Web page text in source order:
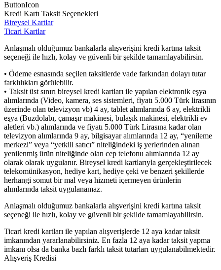
ButtonIcon
Kredi Kartı Taksit Seçenekleri
Bireysel Kartlar
Ticari Kartlar
Anlaşmalı olduğumuz bankalarla alışverişini kredi kartına taksit
seçeneği ile hızlı, kolay ve güvenli bir şekilde tamamlayabilirsin.
• Ödeme esnasında seçilen taksitlerde vade farkından dolayı tutar
farklılıkları görülebilir.
• Taksit üst sınırı bireysel kredi kartları ile yapılan elektronik eşya
alımlarında (Video, kamera, ses sistemleri, fiyatı 5.000 Türk lirasının
üzerinde olan televizyon vb) 4 ay, tablet alımlarında 6 ay, elektrikli
eşya (Buzdolabı, çamaşır makinesi, bulaşık makinesi, elektrikli ev
aletleri vb.) alımlarında ve fiyatı 5.000 Türk Lirasına kadar olan
televizyon alımlarında 9 ay, bilgisayar alımlarında 12 ay, “yenileme
merkezi” veya “yetkili satıcı” niteliğindeki iş yerlerinden alınan
yenilenmiş ürün niteliğinde olan cep telefonu alımlarında 12 ay
olarak olarak uygulanır. Bireysel kredi kartlarıyla gerçekleştirilecek
telekomünikasyon, hediye kart, hediye çeki ve benzeri şekillerde
herhangi somut bir mal veya hizmeti içermeyen ürünlerin
alımlarında taksit uygulanamaz.
Anlaşmalı olduğumuz bankalarla alışverişini kredi kartına taksit
seçeneği ile hızlı, kolay ve güvenli bir şekilde tamamlayabilirsin.
Ticari kredi kartları ile yapılan alışverişlerde 12 aya kadar taksit
imkanından yararlanabilirsiniz. En fazla 12 aya kadar taksit yapma
imkanı olsa da banka bazlı farklı taksit tutarları uygulanabilmektedir.
Alışveriş Kredisi